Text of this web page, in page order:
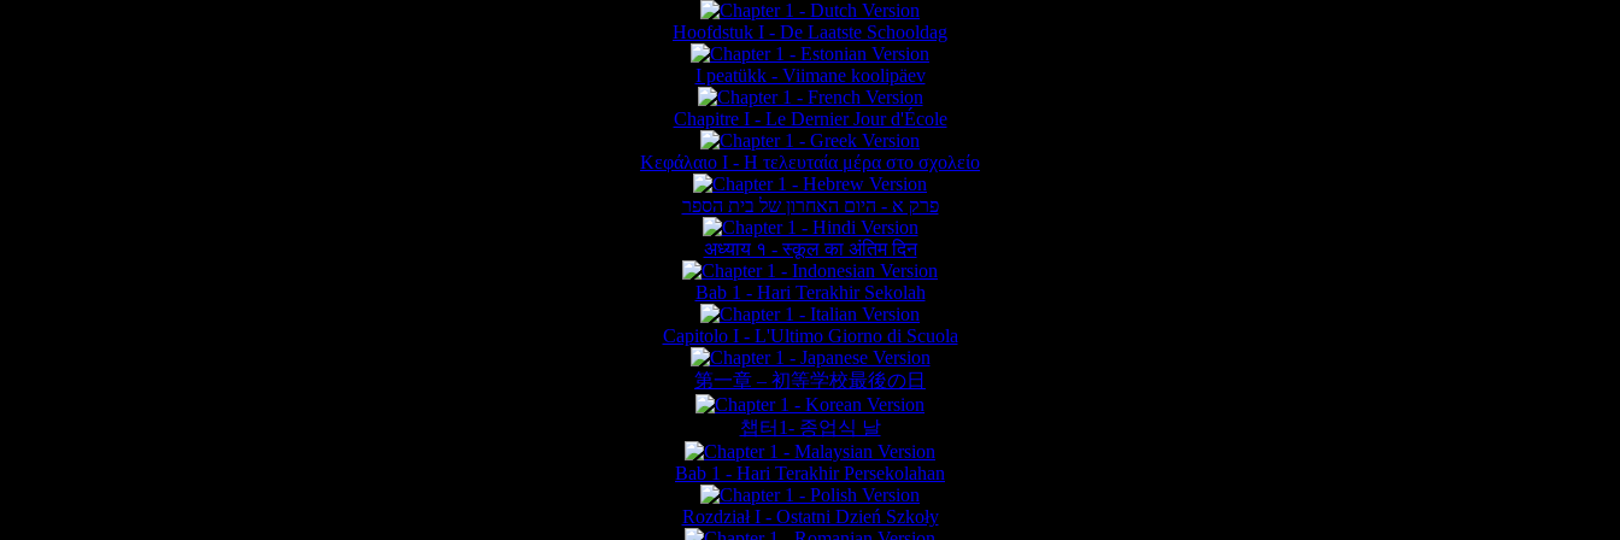
Hoofdstuk I - De Laatste Schooldag
I peatükk - Viimane koolipäev
Chapitre I - Le Dernier Jour d'École
Κεφάλαιο Ι - Η τελευταία μέρα στο σχολείο
פרק א - היום האחרון של בית הספר
अध्याय १ - स्कूल का अंतिम दिन
Bab 1 - Hari Terakhir Sekolah
Capitolo I - L'Ultimo Giorno di Scuola
第一章 – 初等学校最後の日
챕터1- 종업식 날
Bab 1 - Hari Terakhir Persekolahan
Rozdział I - Ostatni Dzień Szkoły